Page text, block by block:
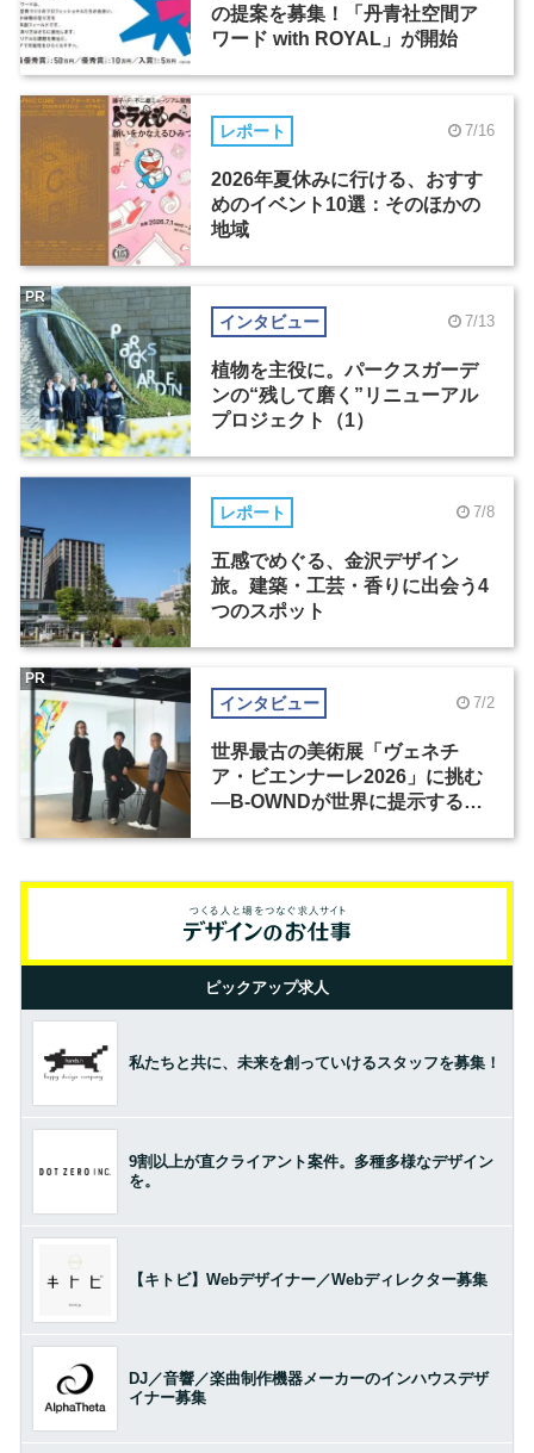
の提案を募集！「丹青社空間ア
ワード with ROYAL」が開始
レポート 7/16
2026年夏休みに行ける、おすす
めのイベント10選：そのほかの
地域
インタビュー 7/13
植物を主役に。パークスガーデ
ンの“残して磨く”リニューアル
プロジェクト（1）
PR
レポート 7/8
五感でめぐる、金沢デザイン
旅。建築・工芸・香りに出会う4
つのスポット
インタビュー 7/2
世界最古の美術展「ヴェネチ
ア・ビエンナーレ2026」に挑む
―B-OWNDが世界に提示する美
PR
ピックアップ求人
私たちと共に、未来を創っていけるスタッフを募集！
9割以上が直クライアント案件。多種多様なデザイン
を。
【キトビ】Webデザイナー／Webディレクター募集
DJ／音響／楽曲制作機器メーカーのインハウスデザ
イナー募集